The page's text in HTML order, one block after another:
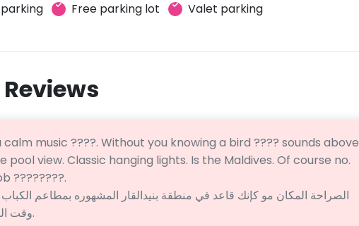
Free parking lot Valet parking
music ????. Without you knowing a bird ???? sounds above
pool view. Classic hanging lights. Is the Maldives. Of course no.
????????.
الصراحة المكان مو كإنك قاعد في منطقة بنيدالقار المشهوره بمطاعم
وقت الغروب خيااااال وكلها شاعريه.